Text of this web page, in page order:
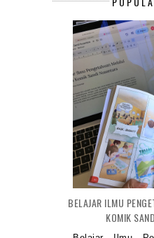
BELAJAR ILMU
KOMIK